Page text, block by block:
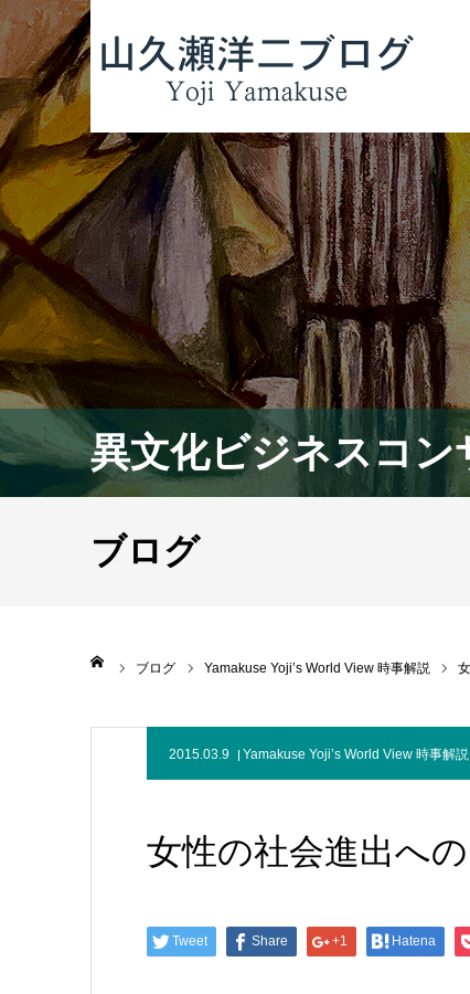
異文化ビジネスコ
ブログ
ブログ Yamakuse Yoji’s World View 時事解説
2015.03.9 Yamakuse Yoji’s World View 時事解説
女性の社会進出へ
Tweet Share +1 Hatena